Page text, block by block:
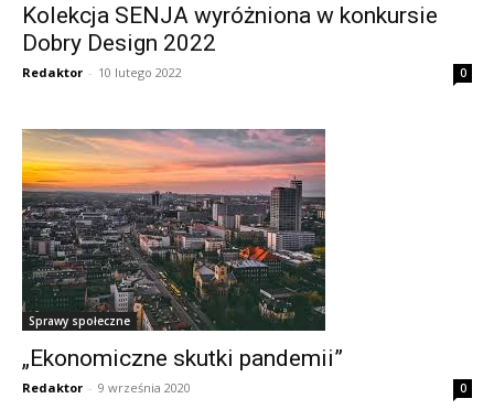
Kolekcja SENJA wyróżniona w konkursie
Dobry Design 2022
Redaktor - 10 lutego 2022 0
Sprawy społeczne
„Ekonomiczne skutki pandemii”
Redaktor - 9 września 2020 0